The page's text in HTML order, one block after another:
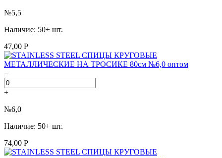
№5,5
Наличие: 50+ шт.
47,00 Р
−
+
№6,0
Наличие: 50+ шт.
74,00 Р